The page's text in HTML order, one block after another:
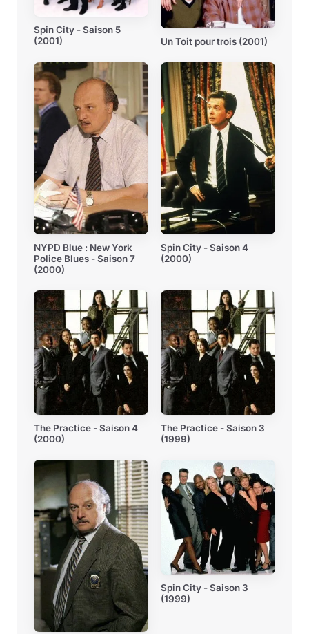
Spin City - Saison 5
(2001)
Un Toit pour trois (2001)
NYPD Blue : New York
Police Blues - Saison 7
(2000)
Spin City - Saison 4
(2000)
The Practice - Saison 4
(2000)
The Practice - Saison 3
(1999)
Spin City - Saison 3
(1999)